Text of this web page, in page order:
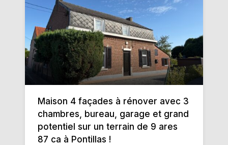
Maison 4 façades à rénover avec 3
chambres, bureau, garage et grand
potentiel sur un terrain de 9 ares
87 ca à Pontillas !